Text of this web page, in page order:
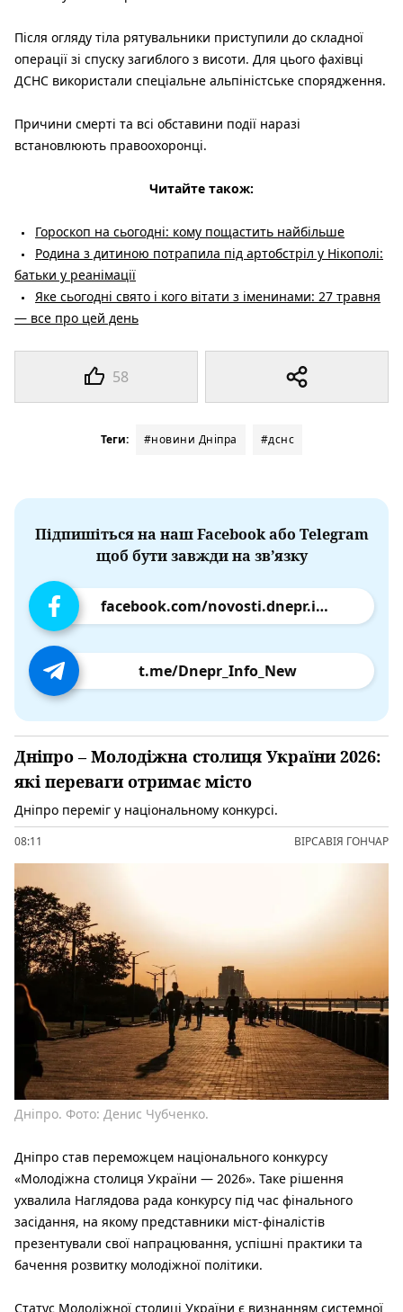
58
Після огляду тіла рятувальники приступили до складної
операції зі спуску загиблого з висоти. Для цього фахівці
ДСНС використали спеціальне альпіністське спорядження.
Причини смерті та всі обставини події наразі
встановлюють правоохоронці.
Читайте також:
Гороскоп на сьогодні: кому пощастить найбільше
Родина з дитиною потрапила під артобстріл у Нікополі:
батьки у реанімації
Яке сьогодні свято і кого вітати з іменинами: 27 травня
— все про цей день
Теги: #новини Дніпра #дснс
Підпишіться на наш Facebook або Telegram
щоб бути завжди на зв’язку
facebook.com/novosti.dnepr.info
t.me/Dnepr_Info_New
Дніпро – Молодіжна столиця України 2026:
які переваги отримає місто
Дніпро переміг у національному конкурсі.
08:11 ВІРСАВІЯ ГОНЧАР
Дніпро. Фото: Денис Чубченко.
Дніпро став переможцем національного конкурсу
«Молодіжна столиця України — 2026». Таке рішення
ухвалила Наглядова рада конкурсу під час фінального
засідання, на якому представники міст-фіналістів
презентували свої напрацювання, успішні практики та
бачення розвитку молодіжної політики.
Статус Молодіжної столиці України є визнанням системної